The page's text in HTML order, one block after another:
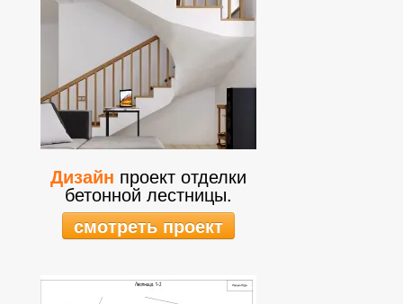
Дизайн проект отделки
бетонной лестницы.
смотреть проект